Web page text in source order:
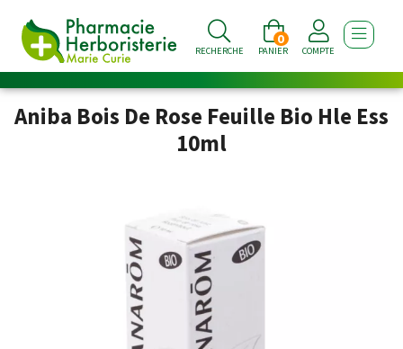
RECHERCHE PANIER
0
COMPTE
Aniba Bois De Rose Feuille Bio Hle Ess
10ml